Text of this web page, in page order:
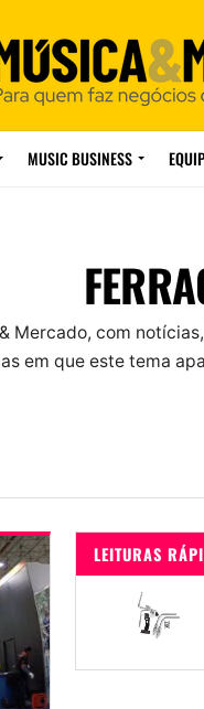
MUSIC BUSINESS
Mercado, com
em que este tema
LEITURAS